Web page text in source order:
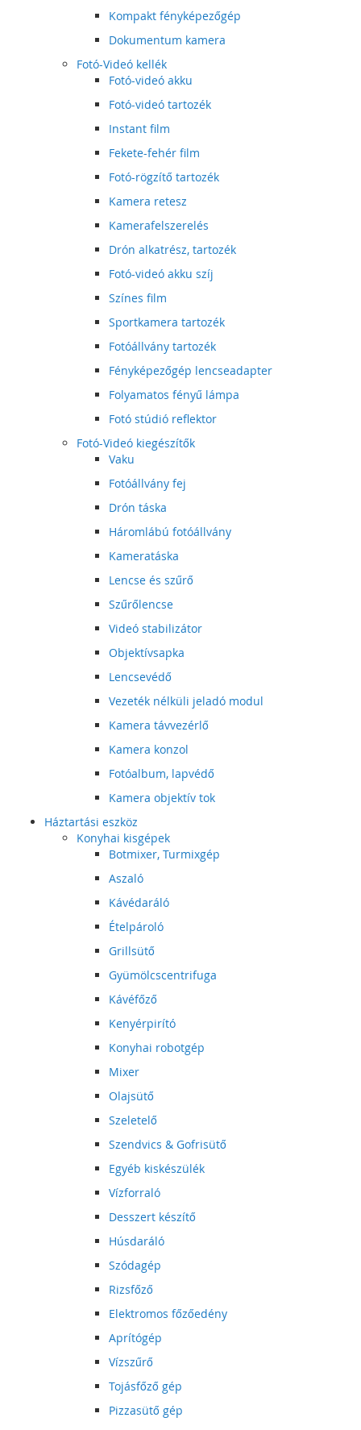
Kompakt fényképezőgép
Dokumentum kamera
Fotó-Videó kellék
Fotó-videó akku
Fotó-videó tartozék
Instant film
Fekete-fehér film
Fotó-rögzítő tartozék
Kamera retesz
Kamerafelszerelés
Drón alkatrész, tartozék
Fotó-videó akku szíj
Színes film
Sportkamera tartozék
Fotóállvány tartozék
Fényképezőgép lencseadapter
Folyamatos fényű lámpa
Fotó stúdió reflektor
Fotó-Videó kiegészítők
Vaku
Fotóállvány fej
Drón táska
Háromlábú fotóállvány
Kameratáska
Lencse és szűrő
Szűrőlencse
Videó stabilizátor
Objektívsapka
Lencsevédő
Vezeték nélküli jeladó modul
Kamera távvezérlő
Kamera konzol
Fotóalbum, lapvédő
Kamera objektív tok
Háztartási eszköz
Konyhai kisgépek
Botmixer, Turmixgép
Aszaló
Kávédaráló
Ételpároló
Grillsütő
Gyümölcscentrifuga
Kávéfőző
Kenyérpirító
Konyhai robotgép
Mixer
Olajsütő
Szeletelő
Szendvics & Gofrisütő
Egyéb kiskészülék
Vízforraló
Desszert készítő
Húsdaráló
Szódagép
Rizsfőző
Elektromos főzőedény
Aprítógép
Vízszűrő
Tojásfőző gép
Pizzasütő gép